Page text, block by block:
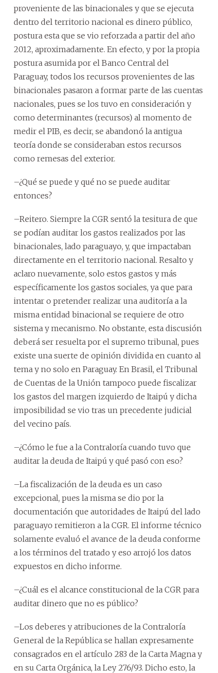
proveniente de las binacionales y que se ejecuta
dentro del territorio nacional es dinero público,
postura esta que se vio reforzada a partir del año
2012, aproximadamente. En efecto, y por la propia
postura asumida por el Banco Central del
Paraguay, todos los recursos provenientes de las
binacionales pasaron a formar parte de las cuentas
nacionales, pues se los tuvo en consideración y
como determinantes (recursos) al momento de
medir el PIB, es decir, se abandonó la antigua
teoría donde se consideraban estos recursos
como remesas del exterior.
–¿Qué se puede y qué no se puede auditar
entonces?
–Reitero. Siempre la CGR sentó la tesitura de que
se podían auditar los gastos realizados por las
binacionales, lado paraguayo, y, que impactaban
directamente en el territorio nacional. Resalto y
aclaro nuevamente, solo estos gastos y más
específicamente los gastos sociales, ya que para
intentar o pretender realizar una auditoría a la
misma entidad binacional se requiere de otro
sistema y mecanismo. No obstante, esta discusión
deberá ser resuelta por el supremo tribunal, pues
existe una suerte de opinión dividida en cuanto al
tema y no solo en Paraguay. En Brasil, el Tribunal
de Cuentas de la Unión tampoco puede fiscalizar
los gastos del margen izquierdo de Itaipú y dicha
imposibilidad se vio tras un precedente judicial
del vecino país.
–¿Cómo le fue a la Contraloría cuando tuvo que
auditar la deuda de Itaipú y qué pasó con eso?
–La fiscalización de la deuda es un caso
excepcional, pues la misma se dio por la
documentación que autoridades de Itaipú del lado
paraguayo remitieron a la CGR. El informe técnico
solamente evaluó el avance de la deuda conforme
a los términos del tratado y eso arrojó los datos
expuestos en dicho informe.
–¿Cuál es el alcance constitucional de la CGR para
auditar dinero que no es público?
–Los deberes y atribuciones de la Contraloría
General de la República se hallan expresamente
consagrados en el artículo 283 de la Carta Magna y
en su Carta Orgánica, la Ley 276/93. Dicho esto, la